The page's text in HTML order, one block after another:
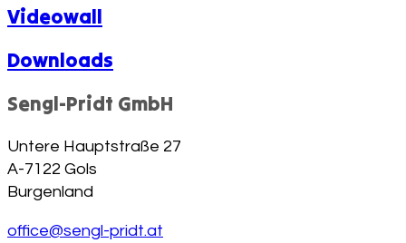
Videowall
Downloads
Sengl-Pridt GmbH
Untere Hauptstraße 27
A-7122 Gols
Burgenland
office@sengl-pridt.at